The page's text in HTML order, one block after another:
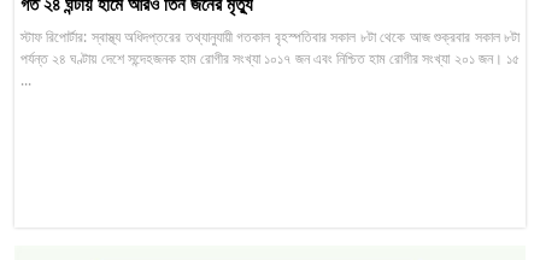
স্টাফ রিপোর্টার: স্বাস্থ্য অধিদপ্তরের তথ্যানুযায়ী গতকাল বৃহস্পতিবার সকাল ৮টা থেকে আজ শুক্রবার সকাল ৮টা
পর্যন্ত ২৪ ঘণ্টায় দেশে সন্দেহজনক হাম রোগীর সংখ্যা ১০১৭ জন এবং নিশ্চিত হাম রোগীর সংখ্যা ২০১ জন। ১৫
...